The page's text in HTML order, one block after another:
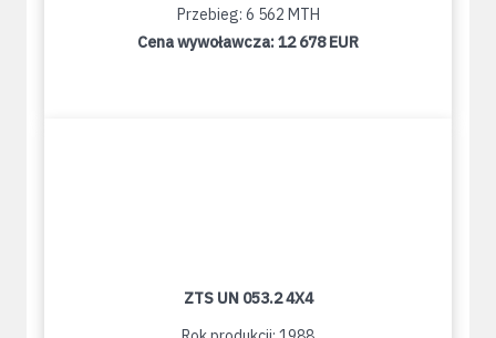
Przebieg: 6 562 MTH
Cena wywoławcza:12 678 EUR
ZTS UN 053.2 4X4